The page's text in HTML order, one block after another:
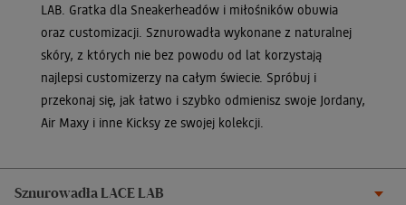
LAB. Gratka dla Sneakerheadów i miłośników obuwia
oraz customizacji. Sznurowadła wykonane z naturalnej
skóry, z których nie bez powodu od lat korzystają
najlepsi customizerzy na całym świecie. Spróbuj i
przekonaj się, jak łatwo i szybko odmienisz swoje Jordany,
Air Maxy i inne Kicksy ze swojej kolekcji.
Sznurowadła LACE LAB